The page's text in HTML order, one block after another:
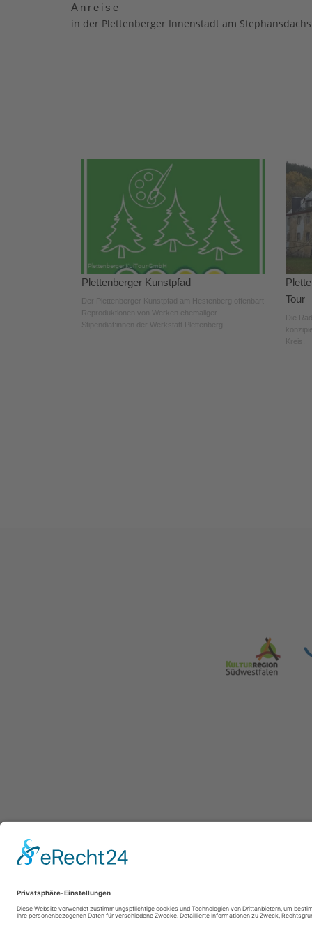
Anreise
in der Plettenberger Innenstadt am
Plettenberger Kunstpfad
Der Plettenberger Kunstpfad am Hestenberg offenbart
Reproduktionen von Werken ehemaliger
Stipendiat:innen der Werkstatt Plettenberg.
Tour
Die
Kreis.